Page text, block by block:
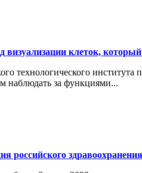
визуализации клеток,
технологического
наблюдать за функциями...
российского